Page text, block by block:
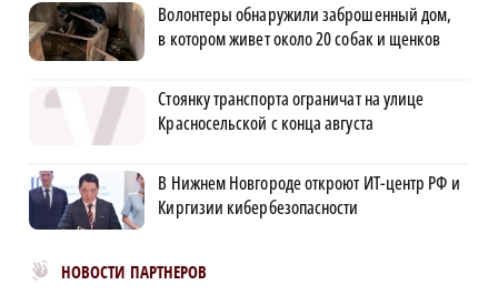
Волонтеры обнаружили заброшенный дом,
в котором живет около 20 собак и щенков
Стоянку транспорта ограничат на улице
Красносельской с конца августа
В Нижнем Новгороде откроют ИТ-центр РФ и
Киргизии кибербезопасности
НОВОСТИ ПАРТНЕРОВ
Новости МирТесен